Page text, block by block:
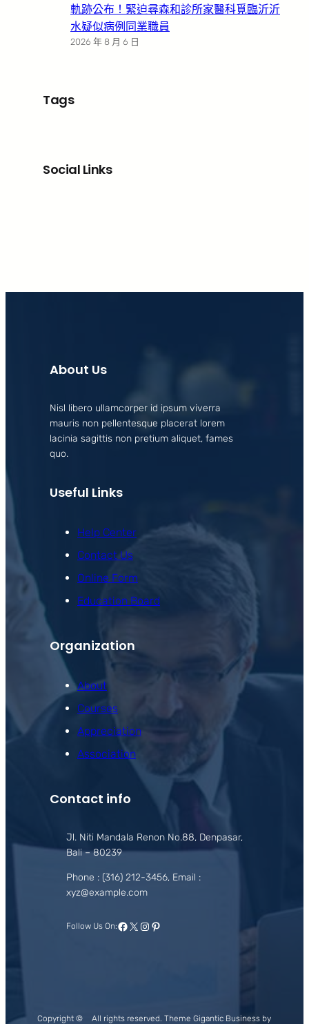
軌跡公布！緊迫尋森和診所家醫科覓臨沂沂
水疑似病例同業職員
2026 年 8 月 6 日
Tags
Social Links
About Us
Nisl libero ullamcorper id ipsum viverra
mauris non pellentesque placerat lorem
lacinia sagittis non pretium aliquet, fames
quo.
Useful Links
Help Center
Contact Us
Online Form
Education Board
Organization
About
Courses
Appreciation
Association
Contact info
Jl. Niti Mandala Renon No.88, Denpasar,
Bali – 80239
Phone : (316) 212-3456, Email :
xyz@example.com
Follow Us On:Facebook
X Instagram
Pinterest
Copyright © All rights reserved. Theme Gigantic Business by